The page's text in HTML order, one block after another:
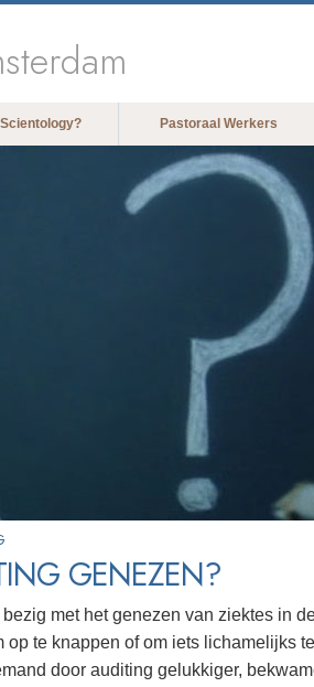
Pastoraal Werkers
GENEZEN?
met het genezen van ziektes in
op te knappen of om iets lichamelijks
door auditing gelukkiger,